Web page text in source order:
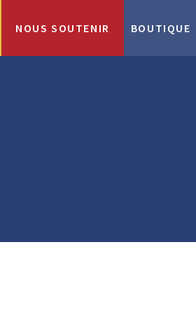
NOUS SOUTENIR BOUTIQUE